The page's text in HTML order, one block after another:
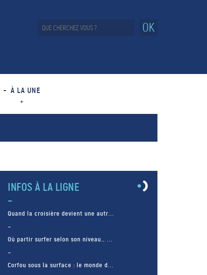
OK
À LA UNE
INFOS À LA LIGNE
Quand la croisière devient une autr...
Où partir surfer selon son niveau… ...
Corfou sous la surface : le monde d...